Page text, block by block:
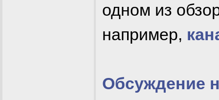
одном из
например,
Обсуждение